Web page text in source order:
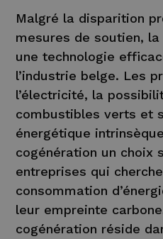
Malgré la disparition
mesures de soutien,
une technologie
l’industrie belge. Les
l’électricité, la
combustibles verts et
énergétique
cogénération un choix
entreprises qui
consommation
leur empreinte
cogénération réside